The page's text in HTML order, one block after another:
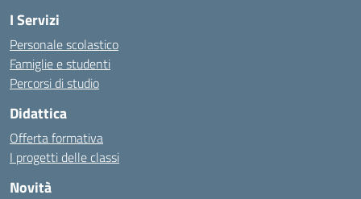
I Servizi
Personale scolastico
Famiglie e studenti
Percorsi di studio
Didattica
Offerta formativa
I progetti delle classi
Novità